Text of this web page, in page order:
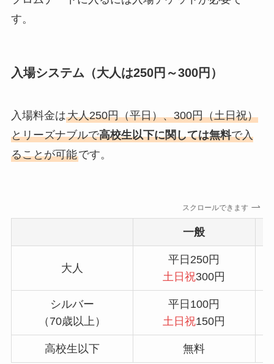
す。
入場システム（大人は250円～300円）
入場料金は大人250円（平日）、300円（土日祝）
とリーズナブルで高校生以下に関しては無料で入
ることが可能です。
スクロールできます
一般
大人
平日250円
土日祝300円
シルバー
（70歳以上）
平日100円
土日祝150円
高校生以下 無料